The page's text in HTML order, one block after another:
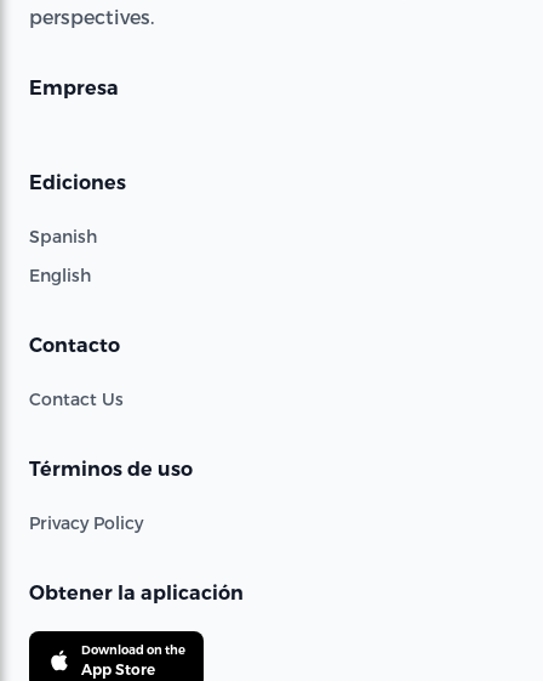
perspectives.
Empresa
Ediciones
Spanish
English
Contacto
Contact Us
Términos de uso
Privacy Policy
Obtener la aplicación
Download on the
App Store